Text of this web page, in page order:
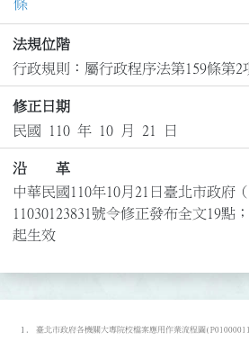
條
法規位階
行政規則：屬行政程序法第159條第2
修正日期
民國 110 年 10 月 21 日
沿 革
中華民國110年10月21日臺北市政府
11030123831號令修正發布全文19點
起生效
臺北市政府各機關大專院校檔案應用作業流程圖